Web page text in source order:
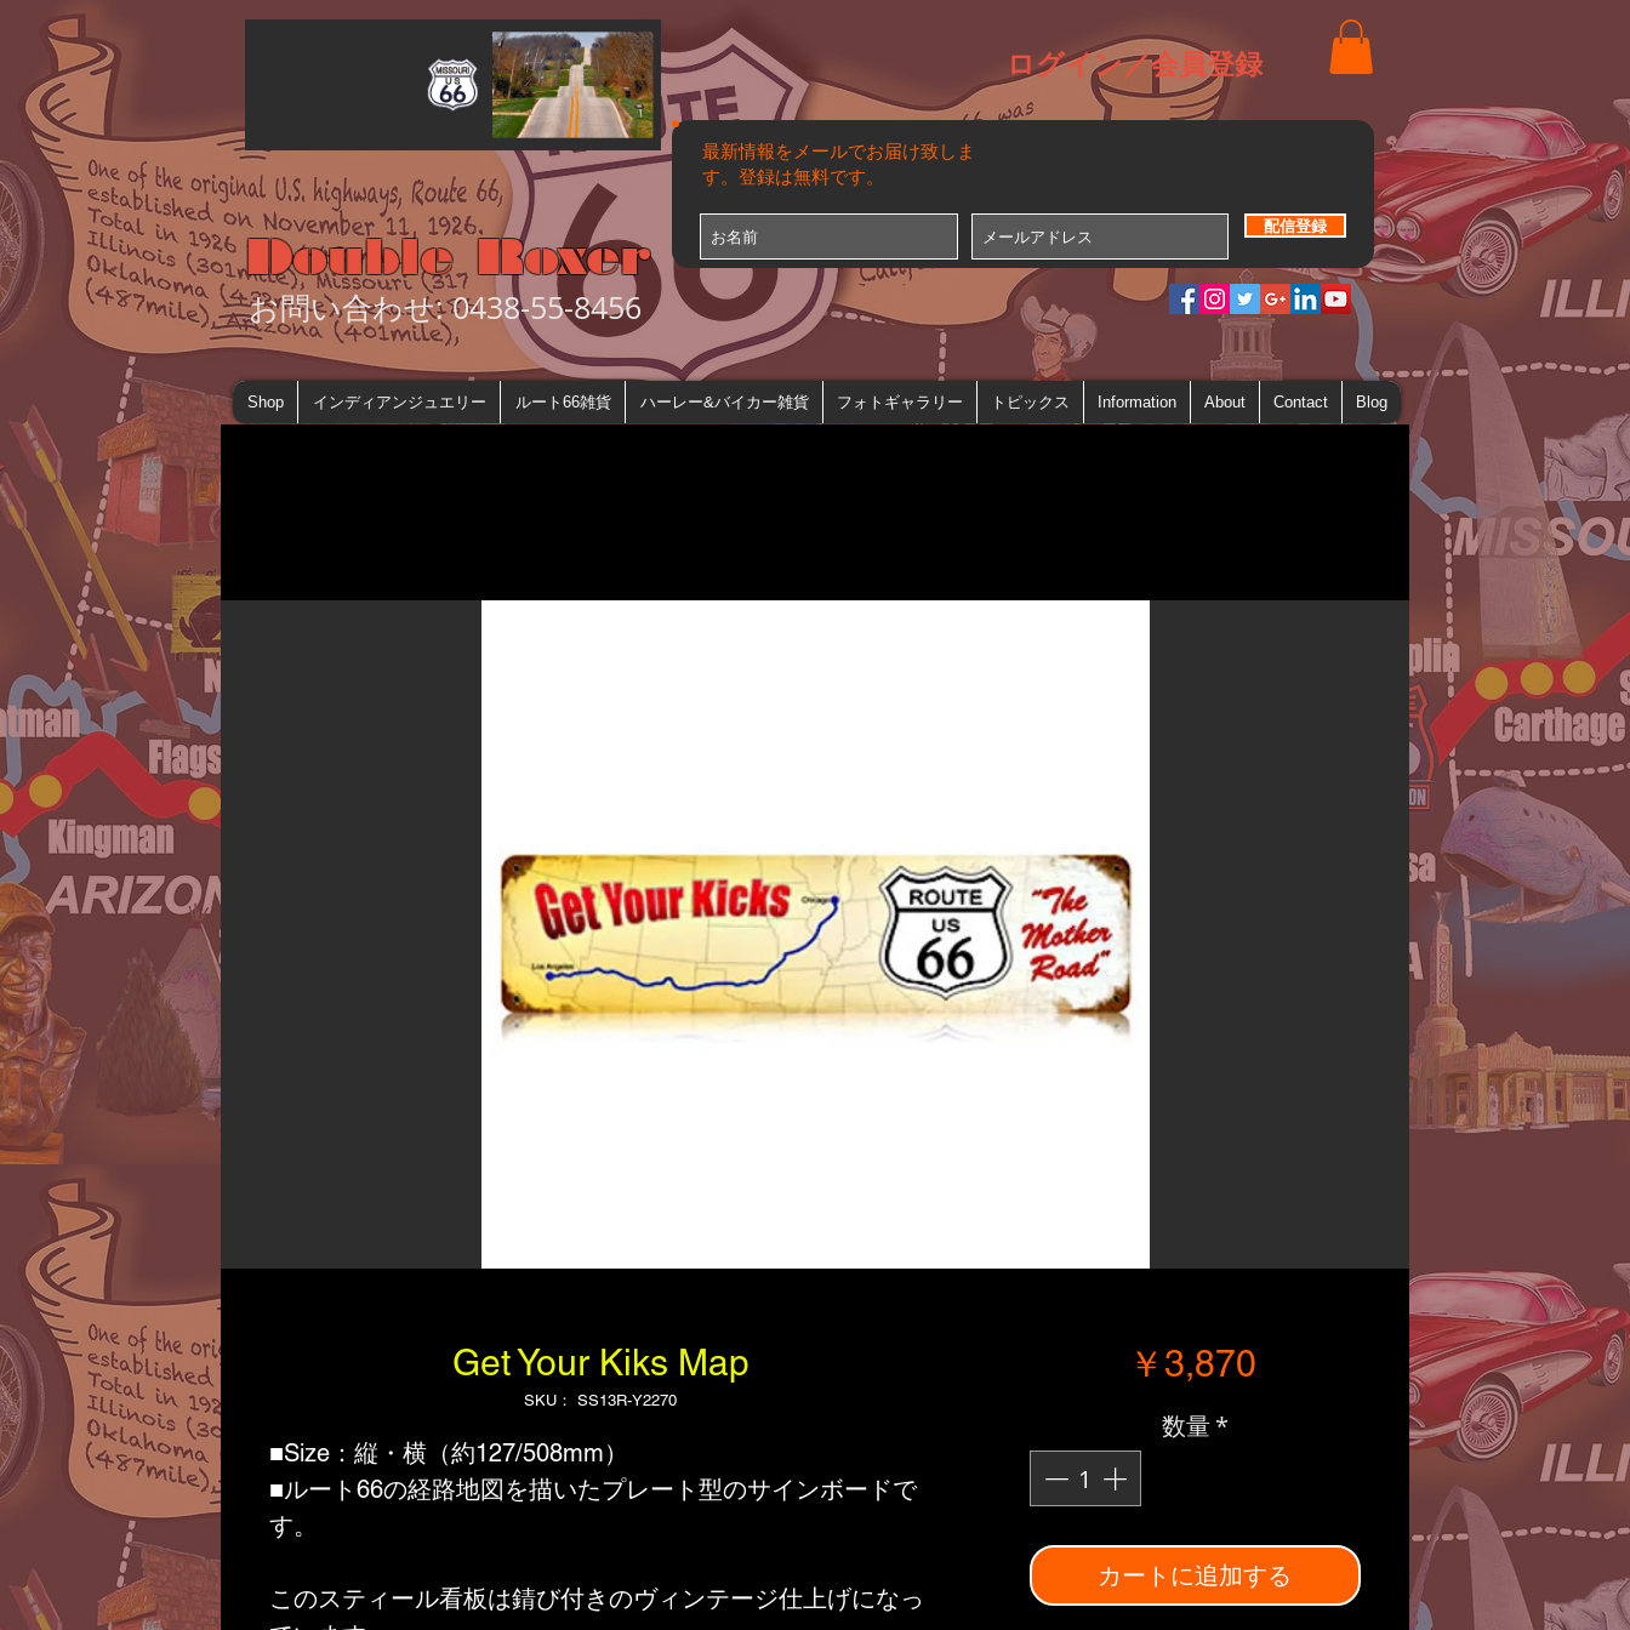
お問い合わせ: 0438-55-8456
Double Roxer
ログイン／会員登録
最新情報をメールでお届け致しま
す。登録は無料です。
配信登録
Shop インディアンジュエリー ルート66雑貨 ハーレー&バイカー雑貨 フォトギャラリー トピックス Information About Contact Blog
Get Your Kiks Map
SKU： SS13R-Y2270
■Size：縦・横（約127/508mm）
■ルート66の経路地図を描いたプレート型のサインボードで
す。
このスティール看板は錆び付きのヴィンテージ仕上げになっ
￥3,870価格
数量*
カートに追加する